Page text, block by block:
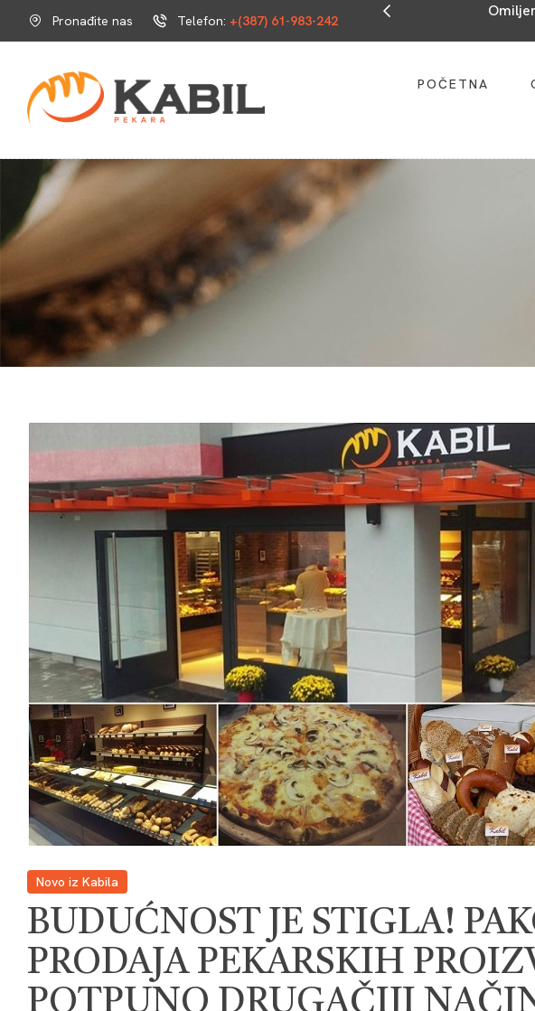
Pronađite nas Telefon: +(387) 61-983-242
Omiljeni dio tvoga dana. S vama smo
POČETNA
Novo iz Kabila
BUDUĆNOST JE STIGLA!
PRODAJA PEKARSKIH
POTPUNO DRUGAČIJI